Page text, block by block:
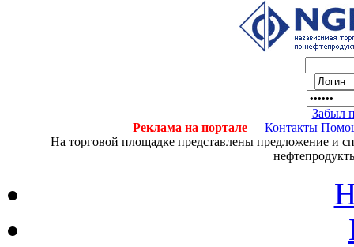
Забыл
Реклама на портале
Контакты
На торговой площадке представлены предложение и